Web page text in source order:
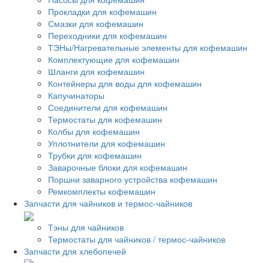
Прокладки для кофемашин
Смазки для кофемашин
Переходники для кофемашин
ТЭНы/Нагревательные элементы для кофемашин
Комплектующие для кофемашин
Шланги для кофемашин
Контейнеры для воды для кофемашин
Капучинаторы
Соединители для кофемашин
Термостаты для кофемашин
Колбы для кофемашин
Уплотнители для кофемашин
Трубки для кофемашин
Заварочные блоки для кофемашин
Поршни заварного устройства кофемашин
Ремкомплекты кофемашин
Запчасти для чайников и термос-чайников
Тэны для чайников
Термостаты для чайников / термос-чайников
Запчасти для хлебопечей